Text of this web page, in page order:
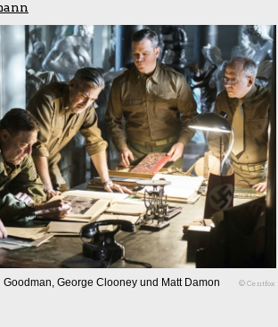
George Clooney und Matt Damon
© Centfox